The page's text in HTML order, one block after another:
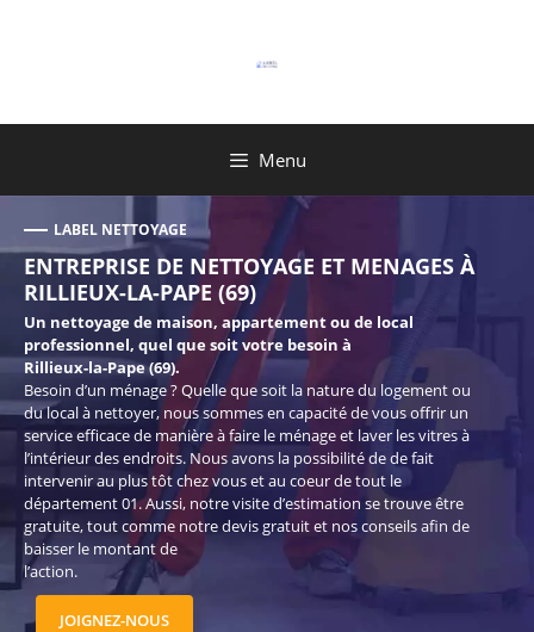
Menu
LABEL NETTOYAGE
ENTREPRISE DE NETTOYAGE ET MENAGES À
RILLIEUX-LA-PAPE (69)
Un nettoyage de maison, appartement ou de local
professionnel, quel que soit votre besoin à
Rillieux-la-Pape (69).
Besoin d’un ménage ? Quelle que soit la nature du logement ou
du local à nettoyer, nous sommes en capacité de vous offrir un
service efficace de manière à faire le ménage et laver les vitres à
l’intérieur des endroits. Nous avons la possibilité de de fait
intervenir au plus tôt chez vous et au coeur de tout le
département 01. Aussi, notre visite d’estimation se trouve être
gratuite, tout comme notre devis gratuit et nos conseils afin de
baisser le montant de
l’action.
JOIGNEZ-NOUS